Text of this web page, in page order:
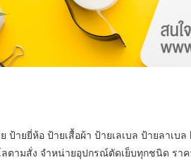
ป้ายยี่ห้อ ป้ายเสื้อผ้า ป้ายเลเบล ป้ายลาเบ
ลตามสั่ง จำหน่ายอุปกรณ์ตัดเย็บทุกชนิด รา